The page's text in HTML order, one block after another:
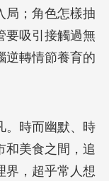
；角色怎樣抽
要吸引接觸過無
逆轉情節養育的
時而幽默、時
和美食之間，追
界，超乎常人想